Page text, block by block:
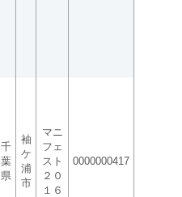
千
葉
県
袖
ケ
浦
市
マニ
フェ
スト
２０
１６
0000000417